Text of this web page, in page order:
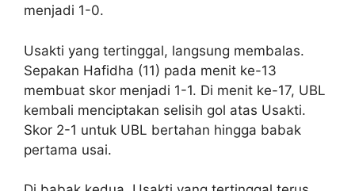
menjadi 1-0.
Usakti yang tertinggal, langsung membalas.
Sepakan Hafidha (11) pada menit ke-13
membuat skor menjadi 1-1. Di menit ke-17, UBL
kembali menciptakan selisih gol atas Usakti.
Skor 2-1 untuk UBL bertahan hingga babak
pertama usai.